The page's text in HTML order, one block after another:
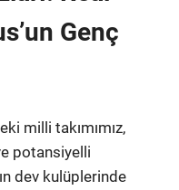
Genç
milli takımımız,
potansiyelli
dev kulüplerinde